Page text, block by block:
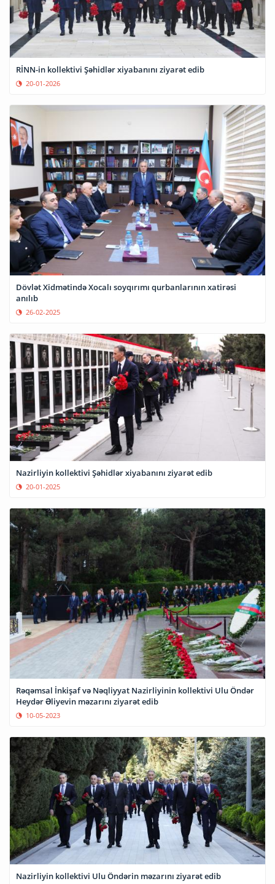
RİNN-in kollektivi Şəhidlər xiyabanını ziyarət edib
20-01-2026
Dövlət Xidmətində Xocalı soyqırımı qurbanlarının xatirəsi
anılıb
26-02-2025
Nazirliyin kollektivi Şəhidlər xiyabanını ziyarət edib
20-01-2025
Rəqəmsal İnkişaf və Nəqliyyat Nazirliyinin kollektivi Ulu Öndər
Heydər Əliyevin məzarını ziyarət edib
10-05-2023
Nazirliyin kollektivi Ulu Öndərin məzarını ziyarət edib